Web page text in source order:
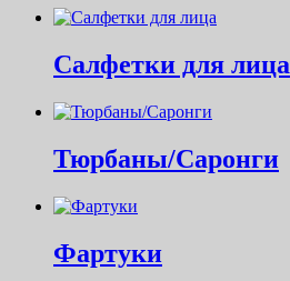
Салфетки для лица
Тюрбаны/Саронги
Фартуки